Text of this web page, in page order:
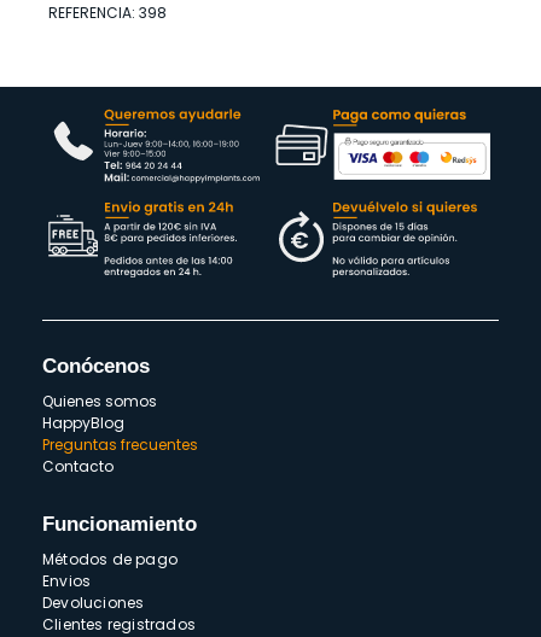
REFERENCIA: 398
Conócenos
Quienes somos
HappyBlog
Preguntas frecuentes
Contacto
Funcionamiento
Métodos de pago
Envios
Devoluciones
Clientes registrados